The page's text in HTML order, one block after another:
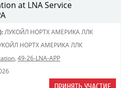
at LNA Service
ЛУКОЙЛ НОРТХ АМЕРИКА ЛЛК
НОРТХ АМЕРИКА ЛЛК
, 49-26-LNA-APP